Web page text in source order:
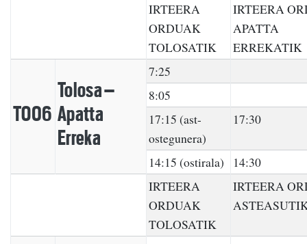
IRTEERA
ORDUAK
TOLOSATIK
IRTEERA
APATTA
ERREKATIK
TO06
Tolosa –
Apatta
Erreka
7:25
8:05
17:15 (ast-
ostegunera)
17:30
14:15 (ostirala)
14:30
IRTEERA
ORDUAK
TOLOSATIK
IRTEERA